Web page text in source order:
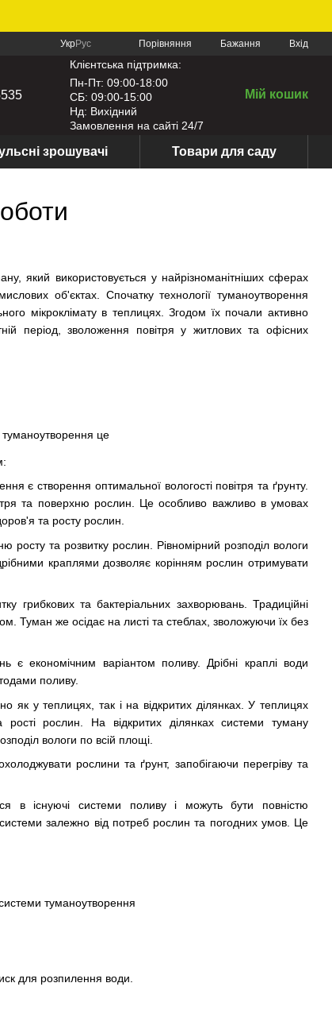
УкрРус Порівняння Бажання Вхід
Клієнтська підтримка:
Пн-Пт: 09:00-18:00
СБ: 09:00-15:00
Нд: Вихідний
Замовлення на сайті 24/7
Мій кошик
зрошувачі Товари для саду
який використовується у найрізноманітніших сферах
об'єктах. Спочатку технології туманоутворення
мікроклімату в теплицях. Згодом їх почали активно
період, зволоження повітря у житлових та офісних
є створення оптимальної вологості повітря та ґрунту.
та поверхню рослин. Це особливо важливо в умовах
та росту рослин.
та розвитку рослин. Рівномірний розподіл вологи
краплями дозволяє корінням рослин отримувати
грибкових та бактеріальних захворювань. Традиційні
Туман же осідає на листі та стеблах, зволожуючи їх без
є економічним варіантом поливу. Дрібні краплі води
поливу.
як у теплицях, так і на відкритих ділянках. У теплицях
рості рослин. На відкритих ділянках системи туману
вологи по всій площі.
рослини та ґрунт, запобігаючи перегріву та
в існуючі системи поливу і можуть бути повністю
залежно від потреб рослин та погодних умов. Це
для розпилення води.